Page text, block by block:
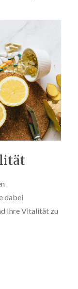
dabei
Ihre Vitalität zu